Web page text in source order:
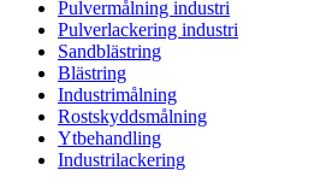
Pulvermålning industri
Pulverlackering industri
Sandblästring
Blästring
Industrimålning
Rostskyddsmålning
Ytbehandling
Industrilackering